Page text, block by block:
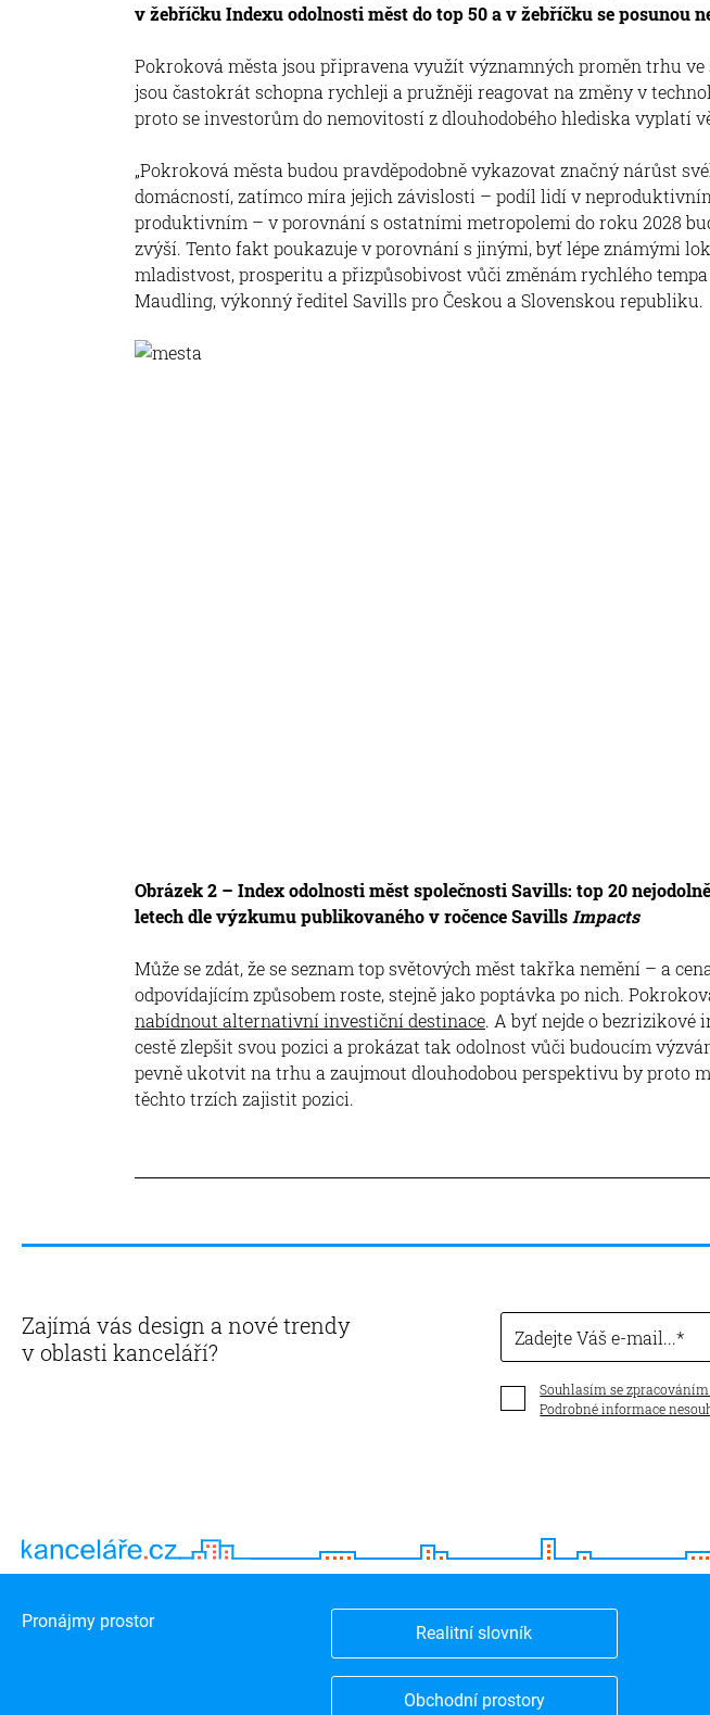
v žebříčku Indexu odolnosti měst do top 50 a v žebříčku se posunou
Pokroková města jsou připravena využít významných proměn trhu ve
jsou častokrát schopna rychleji a pružněji reagovat na změny v
proto se investorům do nemovitostí z dlouhodobého hlediska vyplatí
„Pokroková města budou pravděpodobně vykazovat značný nárůst
domácností, zatímco míra jejich závislosti – podíl lidí v
produktivním – v porovnání s ostatními metropolemi do roku 2028
zvýší. Tento fakt poukazuje v porovnání s jinými, byť lépe známými
mladistvost, prosperitu a přizpůsobivost vůči změnám rychlého tempa
Maudling, výkonný ředitel Savills pro Českou a Slovenskou republiku.
Obrázek 2 – Index odolnosti měst společnosti Savills: top 20
letech dle výzkumu publikovaného v ročence SavillsImpacts
Může se zdát, že se seznam top světových měst takřka nemění – a
odpovídajícím způsobem roste, stejně jako poptávka po nich.
nabídnout alternativní investiční destinace. A byť nejde o bezrizikové
cestě zlepšit svou pozici a prokázat tak odolnost vůči budoucím
pevně ukotvit na trhu a zaujmout dlouhodobou perspektivu by proto
těchto trzích zajistit pozici.
Zajímá vás design a nové trendy
v oblasti kanceláří?
Zadejte Váš e-mail...
Souhlasím se
Podrobné informace
Pronájmy prostor
Realitní slovník
Obchodní prostory